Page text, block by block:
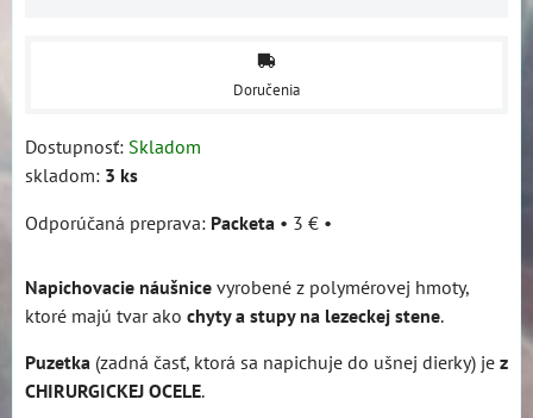
Doručenia
Dostupnosť: Skladom
skladom: 3 ks
Packeta • 3 € •
Napichovacie náušnice vyrobené z polymérovej hmoty,
ktoré majú tvar ako chyty a stupy na lezeckej stene.
Puzetka (zadná časť, ktorá sa napichuje do ušnej dierky) je z
CHIRURGICKEJ OCELE.